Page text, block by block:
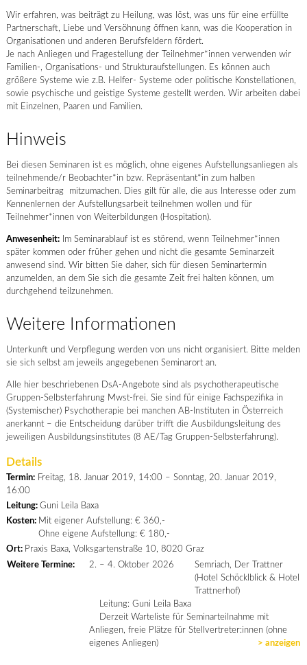
Wir erfahren, was beiträgt zu Heilung, was löst, was uns für eine erfüllte
Partnerschaft, Liebe und Versöhnung öffnen kann, was die Kooperation in
Organisationen und anderen Berufsfeldern fördert.
Je nach Anliegen und Fragestellung der Teilnehmer*innen verwenden wir
Familien-, Organisations- und Strukturaufstellungen. Es können auch
größere Systeme wie z.B. Helfer- Systeme oder politische Konstellationen,
sowie psychische und geistige Systeme gestellt werden. Wir arbeiten dabei
mit Einzelnen, Paaren und Familien.
Hinweis
Bei diesen Seminaren ist es möglich, ohne eigenes Aufstellungsanliegen als
teilnehmende/r Beobachter*in bzw. Repräsentant*in zum halben
Seminarbeitrag mitzumachen. Dies gilt für alle, die aus Interesse oder zum
Kennenlernen der Aufstellungsarbeit teilnehmen wollen und für
Teilnehmer*innen von Weiterbildungen (Hospitation).
Anwesenheit:Im Seminarablauf ist es störend, wenn Teilnehmer*innen
später kommen oder früher gehen und nicht die gesamte Seminarzeit
anwesend sind. Wir bitten Sie daher, sich für diesen Seminartermin
anzumelden, an dem Sie sich die gesamte Zeit frei halten können, um
durchgehend teilzunehmen.
Weitere Informationen
Unterkunft und Verpflegung werden von uns nicht organisiert. Bitte melden
sie sich selbst am jeweils angegebenen Seminarort an.
Alle hier beschriebenen DsA-Angebote sind als psychotherapeutische
Gruppen-Selbsterfahrung Mwst-frei. Sie sind für einige Fachspezifika in
(Systemischer) Psychotherapie bei manchen AB-Instituten in Österreich
anerkannt – die Entscheidung darüber trifft die Ausbildungsleitung des
jeweiligen Ausbildungsinstitutes (8 AE/Tag Gruppen-Selbsterfahrung).
Details
Termin:Freitag, 18. Januar 2019, 14:00 – Sonntag, 20. Januar 2019,
16:00
Leitung: Guni Leila Baxa
Kosten: Mit eigener Aufstellung: € 360,-
Ohne eigene Aufstellung: € 180,-
Ort: Praxis Baxa, Volksgartenstraße 10, 8020 Graz
Weitere Termine:
2. – 4. Oktober 2026
Semriach, Der Trattner
(Hotel Schöcklblick & Hotel
Trattnerhof)
Leitung: Guni Leila Baxa
Derzeit Warteliste für Seminarteilnahme mit
Anliegen, freie Plätze für Stellvertreter:innen (ohne
eigenes Anliegen)
> anzeigen